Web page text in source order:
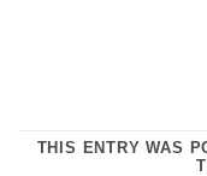
THIS ENTRY WAS